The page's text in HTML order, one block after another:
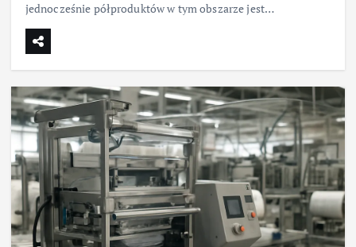
jednocześnie półproduktów w tym obszarze jest…